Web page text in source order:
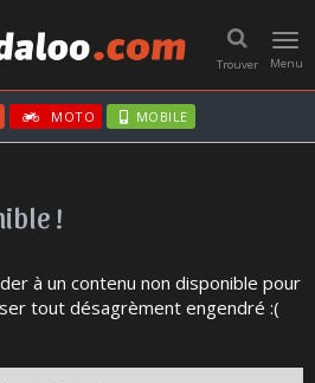
Menu
Trouver
MOTO MOBILE
!
à un contenu non disponible pour
tout désagrèment engendré :(